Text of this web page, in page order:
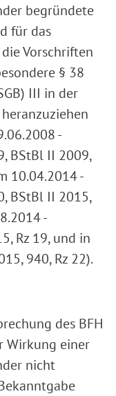
begründete
für das
Vorschriften
§ 38
III in der
-
BStBl II 2009,
10.04.2014 -
BStBl II 2015,
-
Rz 19, und in
940, Rz 22).
des BFH
Wirkung einer
nicht